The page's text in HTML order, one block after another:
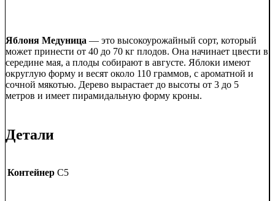
Яблоня Медуница — это высокоурожайный сорт, который
может принести от 40 до 70 кг плодов. Она начинает цвести в
середине мая, а плоды собирают в августе. Яблоки имеют
округлую форму и весят около 110 граммов, с ароматной и
сочной мякотью. Дерево вырастает до высоты от 3 до 5
метров и имеет пирамидальную форму кроны.
Детали
Контейнер C5